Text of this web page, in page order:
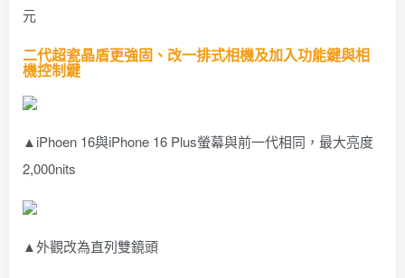
元
二代超瓷晶盾更強固、改一排式相機及加入功能鍵與相
機控制鍵
▲iPhoen 16與iPhone 16 Plus螢幕與前一代相同，最大亮度
2,000nits
▲外觀改為直列雙鏡頭